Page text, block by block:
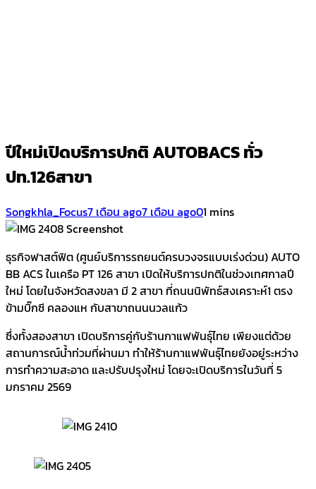
ปีใหม่เปิดบริการปกติ AUTOBACS ทั่ว
ปท.126สาขา
Songkhla_Focus7 เดือน ago7 เดือน ago01 mins
Screenshot
ธุรกิจฟาสต์ฟิต (ศูนย์บริการรถยนต์ครบวงจรแบบเร่งด่วน) AUTO
BB ACS ในเครือ PT 126 สาขา เปิดให้บริการปกติในช่วงเทศกาลปี
ใหม่ โดยในจังหวัดสงขลา มี 2 สาขา ที่ถนนนิพัทธ์สงเคราะห์1 ตรง
ข้ามบิ๊กซี คลองแห กับสาขาถนนนวลแก้ว
ซึ่งทั้งสองสาขา เปิดบริการคู่กับร้านกาแฟพันธุ์ไทย เพียงแต่ด้วย
สถานการณ์น้ำท่วมที่ผ่านมา ทำให้ร้านกาแฟพันธุ์ไทยยังอยู่ระหว่าง
การทำความสะอาด และปรับปรุงใหม่ โดยจะเปิดบริการในวันที่ 5
มกราคม 2569